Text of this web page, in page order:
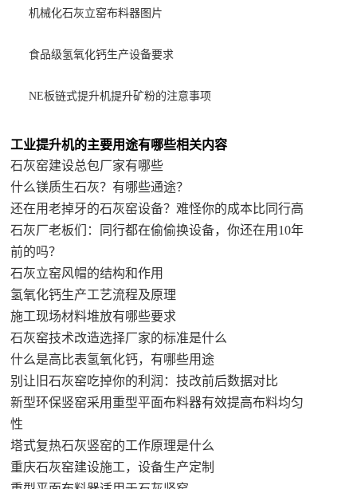
机械化石灰立窑布料器图片
食品级氢氧化钙生产设备要求
NE板链式提升机提升矿粉的注意事项
工业提升机的主要用途有哪些相关内容
石灰窑建设总包厂家有哪些
什么镁质生石灰？有哪些通途？
还在用老掉牙的石灰窑设备？难怪你的成本比同行高
石灰厂老板们：同行都在偷偷换设备，你还在用10年
前的吗？
石灰立窑风帽的结构和作用
氢氧化钙生产工艺流程及原理
施工现场材料堆放有哪些要求
石灰窑技术改造选择厂家的标准是什么
什么是高比表氢氧化钙，有哪些用途
别让旧石灰窑吃掉你的利润：技改前后数据对比
新型环保竖窑采用重型平面布料器有效提高布料均匀
性
塔式复热石灰竖窑的工作原理是什么
重庆石灰窑建设施工，设备生产定制